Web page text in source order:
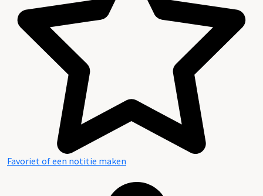
Favoriet of een notitie maken